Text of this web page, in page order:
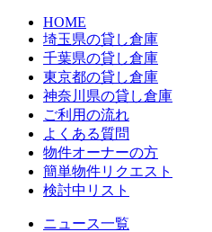
HOME
埼玉県の貸し倉庫
千葉県の貸し倉庫
東京都の貸し倉庫
神奈川県の貸し倉庫
ご利用の流れ
よくある質問
物件オーナーの方
簡単物件リクエスト
検討中リスト
ニュース一覧